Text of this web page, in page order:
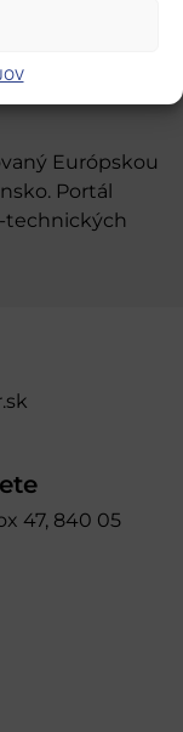
Európskou
Portál
technických
47, 840 05